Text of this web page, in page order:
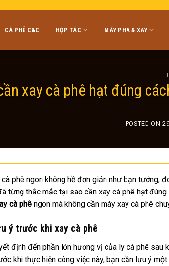
CÀ PHÊ C&C HỢP TÁC MÁY PHA & XAY
xay cà phê hạt đúng
POSTED ON
phê ngon không hề đơn giản như bạn tưởng,
từng thắc mắc tại sao cần xay cà phê hạt đúng
cà phêngon mà không cần máy xay cà phê
ý trước khi xay cà phê
định đến phần lớn hương vị của ly cà phê sau
khi thực hiện công việc này, bạn cần lưu ý